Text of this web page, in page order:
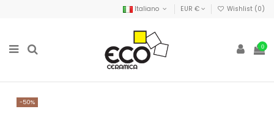
Italiano EUR € Wishlist (0)
0
-50%